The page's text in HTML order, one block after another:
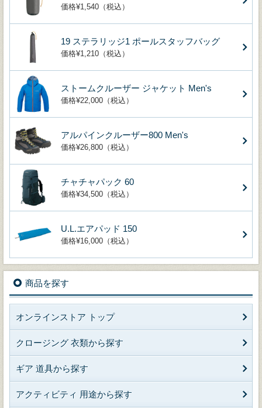
価格¥1,540（税込）
19 ステラリッジ1 ポールスタッフバッグ
価格¥1,210（税込）
ストームクルーザー ジャケット Men's
価格¥22,000（税込）
アルパインクルーザー800 Men's
価格¥26,800（税込）
チャチャパック 60
価格¥34,500（税込）
U.L.エアパッド 150
価格¥16,000（税込）
商品を探す
オンラインストア トップ
クロージング 衣類から探す
ギア 道具から探す
アクティビティ 用途から探す